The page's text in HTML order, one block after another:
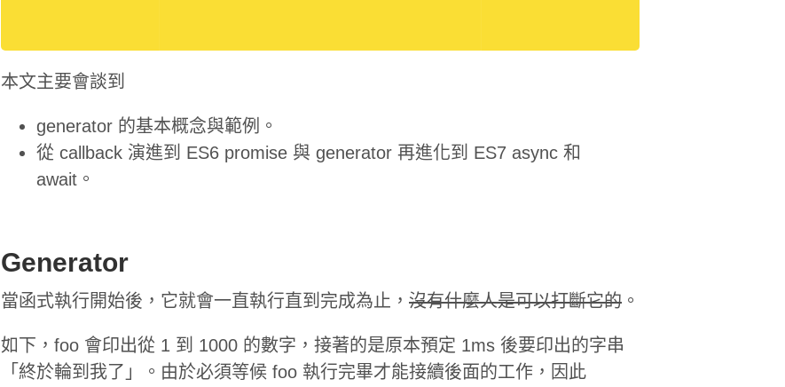
本文主要會談到
generator 的基本概念與範例。
從 callback 演進到 ES6 promise 與 generator 再進化到 ES7 async 和
await。
Generator
當函式執行開始後，它就會一直執行直到完成為止， 沒有什麼人是可以打斷它的 。
如下，foo 會印出從 1 到 1000 的數字，接著的是原本預定 1ms 後要印出的字串
「終於輪到我了」。由於必須等候 foo 執行完畢才能接續後面的工作，因此